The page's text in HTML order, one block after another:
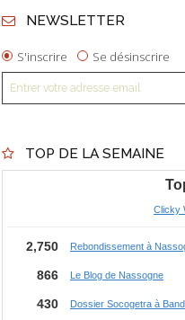
NEWSLETTER
S'inscrire Se désinscrire
TOP DE LA SEMAINE